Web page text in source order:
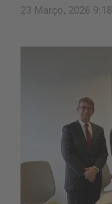
23 Março, 2026 9:18